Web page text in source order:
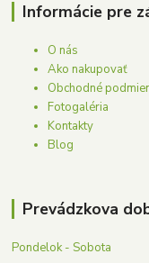
Informácie pre
O nás
Ako nakupovať
Obchodné
Fotogaléria
Kontakty
Blog
Prevádzkova
Pondelok - Sobota